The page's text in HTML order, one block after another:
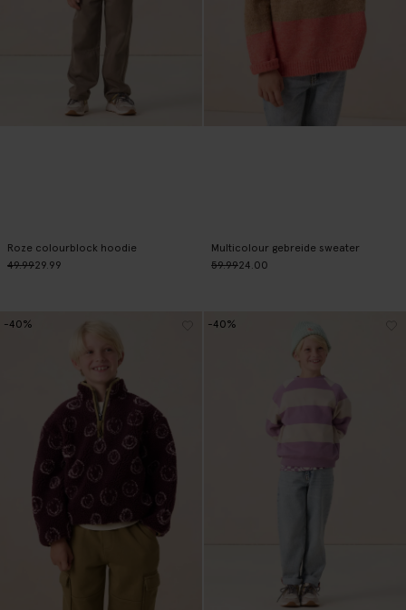
Roze colourblock hoodie
49.9929.99
Multicolour gebreide sweater
59.9924.00
-40% -40%